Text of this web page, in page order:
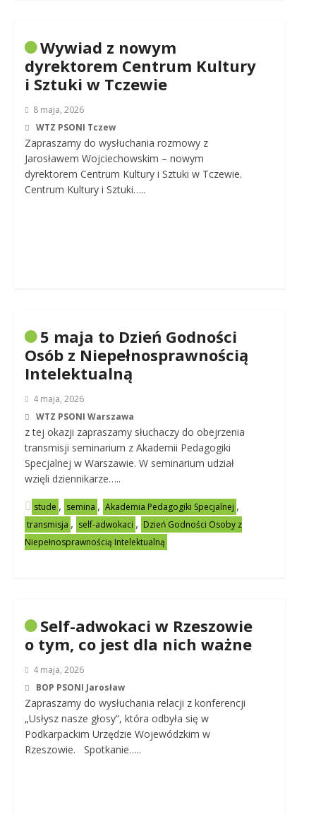
Wywiad z nowym
dyrektorem Centrum Kultury
i Sztuki w Tczewie
8 maja, 2026
WTZ PSONI Tczew
Zapraszamy do wysłuchania rozmowy z
Jarosławem Wojciechowskim – nowym
dyrektorem Centrum Kultury i Sztuki w Tczewie.
Centrum Kultury i Sztuki…..
5 maja to Dzień Godności
Osób z Niepełnosprawnością
Intelektualną
4 maja, 2026
WTZ PSONI Warszawa
z tej okazji zapraszamy słuchaczy do obejrzenia
transmisji seminarium z Akademii Pedagogiki
Specjalnej w Warszawie. W seminarium udział
wzięli dziennikarze…..
stude , semina , Akademia Pedagogiki Specjalnej ,
transmisja , self-adwokaci , Dzień Godności Osoby z
Niepełnosprawnością Intelektualną
Self-adwokaci w Rzeszowie
o tym, co jest dla nich ważne
4 maja, 2026
BOP PSONI Jarosław
Zapraszamy do wysłuchania relacji z konferencji
„Usłysz nasze głosy”, która odbyła się w
Podkarpackim Urzędzie Wojewódzkim w
Rzeszowie. Spotkanie…..